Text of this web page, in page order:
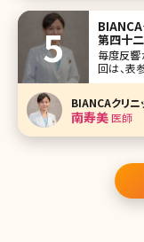
BIANCA
第四十二
毎度反響
回は、表
（みなみ
な施術
クター陣
針。その中
BIANCAクリニ
南寿美医師